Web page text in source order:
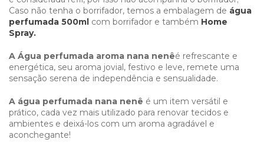
Caso não tenha o borrifador, temos a embalagem de água
perfumada 500ml com borrifador e também Home
Spray.
A Água perfumada aroma nana nenêé refrescante e
energética, seu aroma jovial, festivo e leve, remete uma
sensação serena de independência e sensualidade.
A água perfumada nana nenê é um item versátil e
prático, cada vez mais utilizado para renovar tecidos e
ambientes e deixá-los com um aroma agradável e
aconchegante!